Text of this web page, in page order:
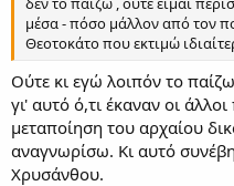
μέσα - πόσο μάλλον από τον
Θεοτοκάτο που εκτιμώ
Ούτε κι εγώ λοιπόν το
γι' αυτό ό,τι έκαναν οι
μεταποίηση του αρχαίου
αναγνωρίσω. Κι αυτό
Χρυσάνθου.